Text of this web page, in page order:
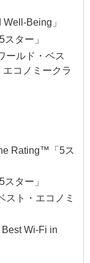
Being」
ター」
ールド・ベス
エコノミークラ
Rating™「5ス
ター」
スト・エコノミ
Wi-Fi in